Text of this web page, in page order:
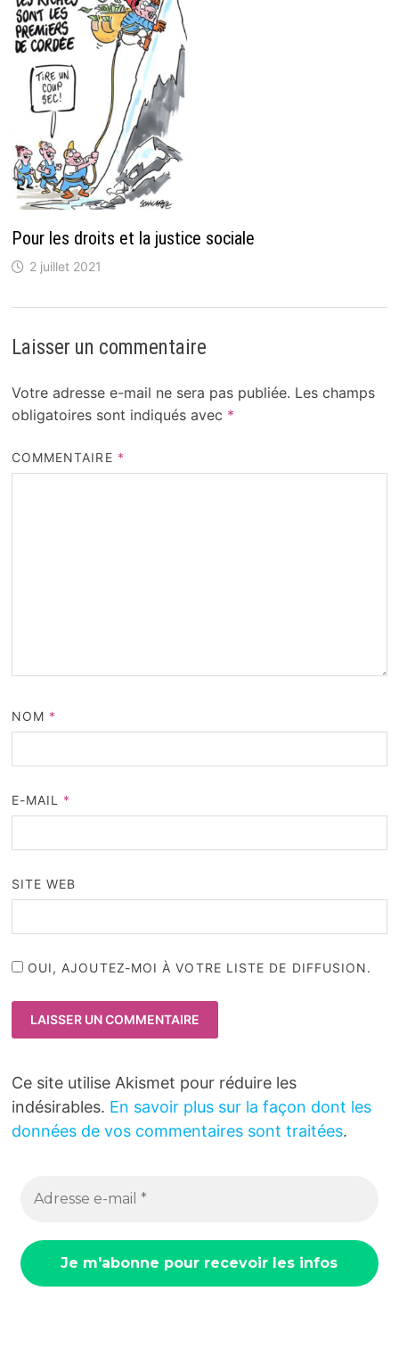
Pour les droits et la justice sociale
2 juillet 2021
Laisser un commentaire
Votre adresse e-mail ne sera pas publiée. Les champs
obligatoires sont indiqués avec *
COMMENTAIRE *
NOM *
E-MAIL *
SITE WEB
OUI, AJOUTEZ-MOI À VOTRE LISTE DE DIFFUSION.
Ce site utilise Akismet pour réduire les
indésirables. En savoir plus sur la façon dont les
données de vos commentaires sont traitées.